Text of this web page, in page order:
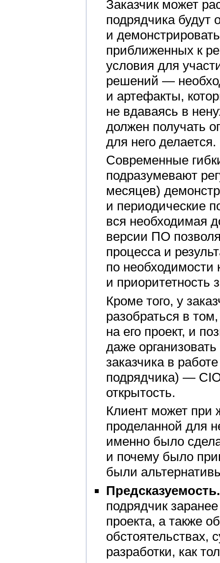
Заказчик может
подрядчика будут
и
приближенных к
условия для
решений —
и артефакты,
не вдаваясь в
должен получать
для него делается.
Современные
подразумевают
месяцев)
и периодические
вся необходимая
версии ПО
процесса и
по необходимости
и приоритетность
Кроме того, у
разобраться в
на его проект, и
даже
заказчика в
подрядчика) —
открытость.
Клиент может при
проделанной для
именно было
и почему было
были
Предсказуемость.
подрядчик
проекта, а также
обстоятельствах,
разработки, как